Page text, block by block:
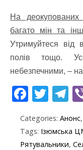
На
багато мін та
Утримуйтеся від
полів тощо.
небезпечними, –
F
e
b
T
itt
er
T
e
Categories: Анонс,
Tags: Ізюмська
Рятувальники,